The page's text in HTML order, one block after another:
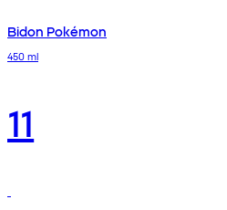
Bidon Pokémon
450 ml
11